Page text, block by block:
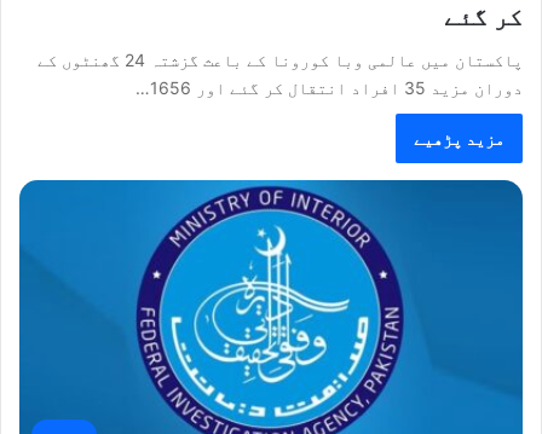
کر گئے
پاکستان میں عالمی وبا کورونا کے باعث گزشتہ 24 گھنٹوں کے
دوران مزید 35 افراد انتقال کر گئے اور 1656…
مزید پڑھیے